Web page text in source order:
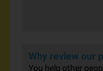
Why review our
You help other